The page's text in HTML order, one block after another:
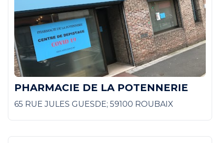
PHARMACIE DE LA POTENNERIE
65 RUE JULES GUESDE; 59100 ROUBAIX